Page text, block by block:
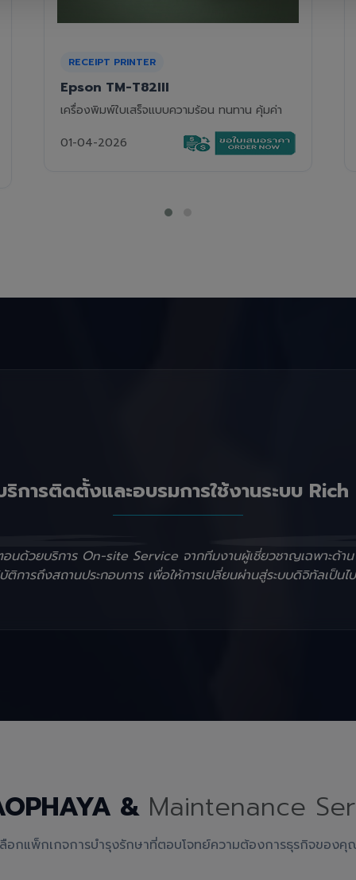
RECEIPT PRINTER
Epson TM-T88VII
เครื่องพิมพ์ใบเสร็จความร้อนรุ่นท็อป ความเร็วสูง
01-04-2026
ริการติดตั้งและอบรมการใช้งานระบบ Rich
อนด้วยบริการ On-site Service จากทีมงานผู้เชี่ยวชาญเฉพาะด้า
การถึงสถานประกอบการ เพื่อให้การเปลี่ยนผ่านสู่ระบบดิจิทัลเป็นไ
& Maintenance
อกแพ็กเกจการบำรุงรักษาที่ตอบโจทย์ความต้องการธุรกิจของ